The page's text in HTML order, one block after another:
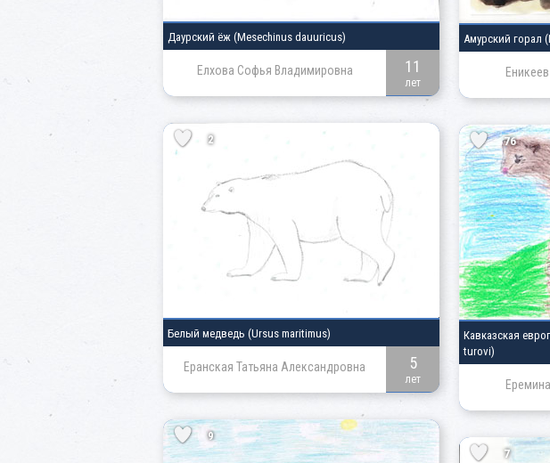
Даурский ёж (Mesechinus dauuricus)
Елхова Софья Владимировна 11
лет
Амурский горал
2
Белый медведь (Ursus maritimus)
Еранская Татьяна Александровна 5
лет
76
Кавказская
turovi)
9
7